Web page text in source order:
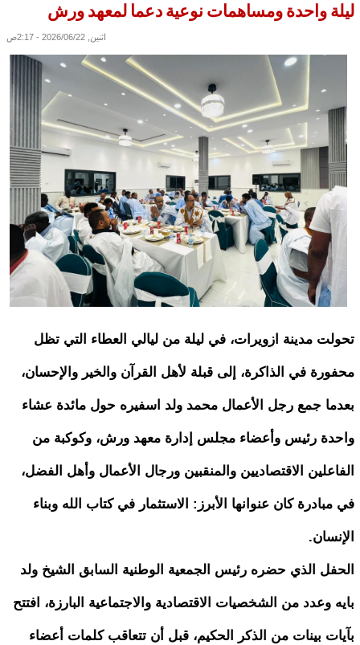
ليلة واحدة ومساهمات نوعية دعما لمعهد ورش
اثنين, 2026/06/22 - 2:17ص
تحولت مدينة ازويرات، في ليلة من ليالي العطاء التي تظل
محفورة في الذاكرة، إلى قبلة لأهل القرآن والخير والإحسان،
بعدما جمع رجل الأعمال محمد ولد اسفيره حول مائدة عشاء
واحدة رئيس وأعضاء مجلس إدارة معهد ورش، وكوكبة من
الفاعلين الاقتصاديين والمنقبين ورجال الأعمال وأهل الفضل،
في مبادرة كان عنوانها الأبرز: الاستثمار في كتاب الله وبناء
الإنسان.
الحفل الذي حضره رئيس الجمعية الوطنية السابق الشيخ ولد
بايه وعدد من الشخصيات الاقتصادية والاجتماعية البارزة، افتتح
بآيات بينات من الذكر الحكيم، قبل أن تتعاقب كلمات أعضاء